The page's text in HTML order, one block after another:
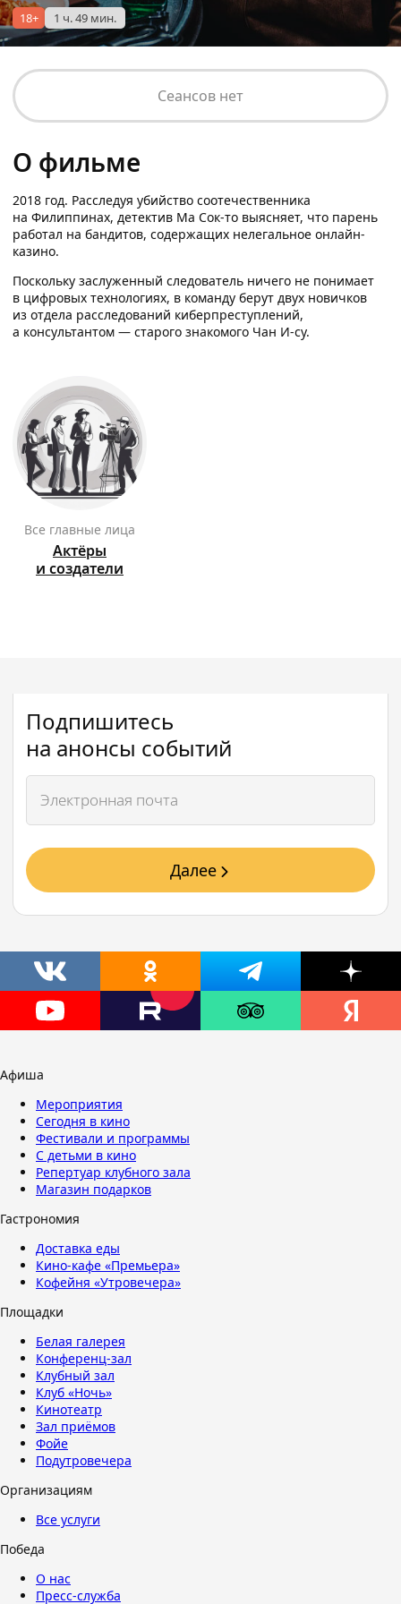
18+ 1 ч. 49 мин.
Сеансов нет
О фильме
2018 год. Расследуя убийство соотечественника
на Филиппинах, детектив Ма Сок-то выясняет, что парень
работал на бандитов, содержащих нелегальное онлайн-
казино.
Поскольку заслуженный следователь ничего не понимает
в цифровых технологиях, в команду берут двух новичков
из отдела расследований киберпреступлений,
а консультантом — старого знакомого Чан И-су.
Все главные лица
Актёры
и создатели
Подпишитесь
на анонсы событий
Далее
Афиша
Мероприятия
Сегодня в кино
Фестивали и программы
С детьми в кино
Репертуар клубного зала
Магазин подарков
Гастрономия
Доставка еды
Кино-кафе «Премьера»
Кофейня «Утровечера»
Площадки
Белая галерея
Конференц-зал
Клубный зал
Клуб «Ночь»
Кинотеатр
Зал приёмов
Фойе
Подутровечера
Организациям
Все услуги
Победа
О нас
Пресс-служба